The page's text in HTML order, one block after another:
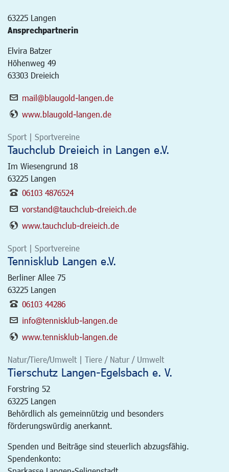
63225 Langen
Ansprechpartnerin
Elvira Batzer
Höhenweg 49
63303 Dreieich
mail@blaugold-langen.de
www.blaugold-langen.de
Sport | Sportvereine
Tauchclub Dreieich in Langen e.V.
Im Wiesengrund 18
63225 Langen
06103 4876524
vorstand@tauchclub-dreieich.de
www.tauchclub-dreieich.de
Sport | Sportvereine
Tennisklub Langen e.V.
Berliner Allee 75
63225 Langen
06103 44286
info@tennisklub-langen.de
www.tennisklub-langen.de
Natur/Tiere/Umwelt | Tiere / Natur / Umwelt
Tierschutz Langen-Egelsbach e. V.
Forstring 52
63225 Langen
Behördlich als gemeinnützig und besonders
förderungswürdig anerkannt.
Spenden und Beiträge sind steuerlich abzugsfähig.
Spendenkonto: